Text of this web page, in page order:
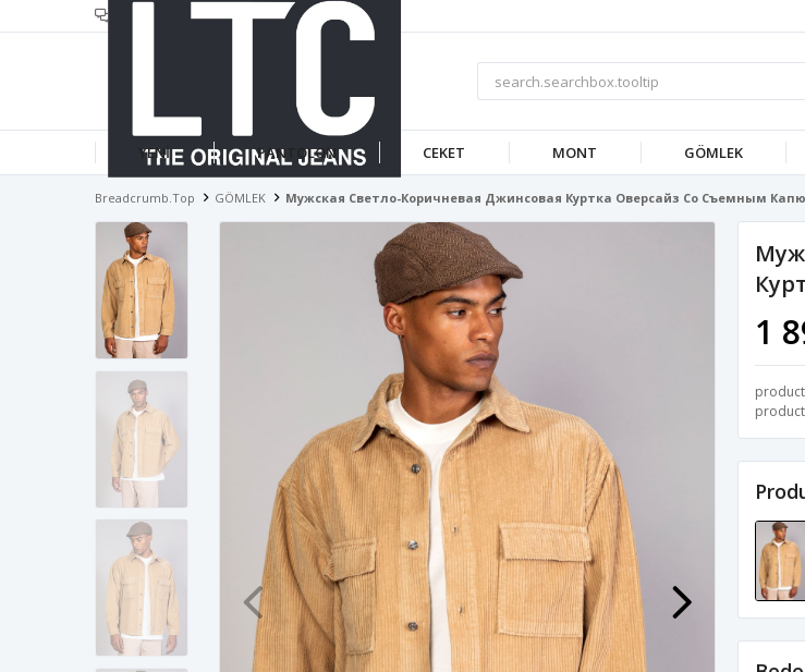
header.infotext
YENİ PANTOLON CEKET MONT GÖMLEK
Breadcrumb.top GÖMLEK Мужская Светло-Коричневая Джинсовая Куртка Оверсайз Со Съемным
1